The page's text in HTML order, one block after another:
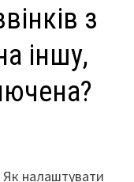
з
іншу,
Як налаштувати